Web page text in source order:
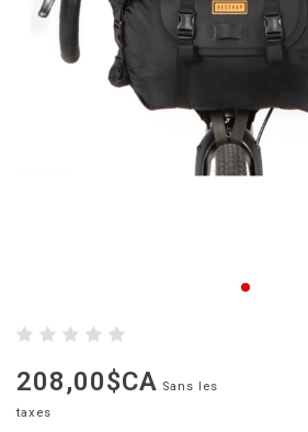
208,00$CA Sans les
taxes